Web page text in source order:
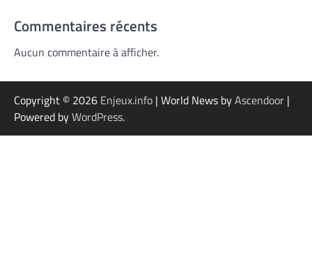
Commentaires récents
Aucun commentaire à afficher.
Copyright © 2026 Enjeux.info | World News byAscendoor |
Powered byWordPress.